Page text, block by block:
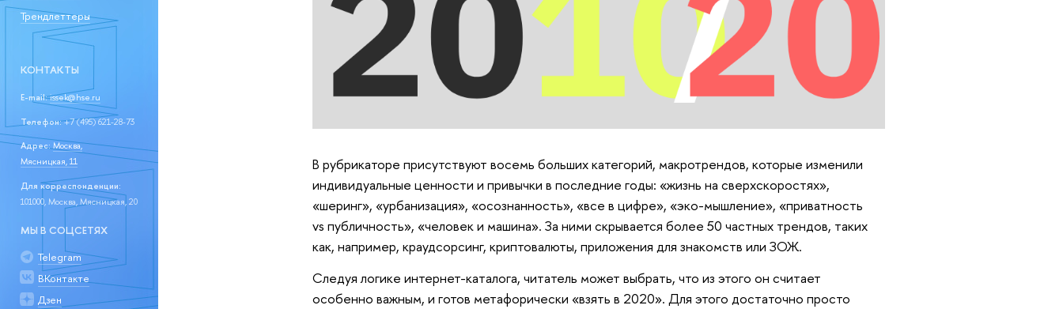
Трендлеттеры
КОНТАКТЫ
E-mail:issek@hse.ru
Телефон:+7 (495) 621-28-73
Адрес: Москва,
Мясницкая, 11
Для корреспонденции:
101000, Москва, Мясницкая, 20
МЫ В СОЦСЕТЯХ
Telegram
ВКонтакте
Дзен
В рубрикаторе присутствуют восемь больших категорий, макротрендов, которые изменили
индивидуальные ценности и привычки в последние годы: «жизнь на сверхскоростях»,
«шеринг», «урбанизация», «осознанность», «все в цифре», «эко-мышление», «приватность
vs публичность», «человек и машина». За ними скрывается более 50 частных трендов, таких
как, например, краудсорсинг, криптовалюты, приложения для знакомств или ЗОЖ.
Следуя логике интернет-каталога, читатель может выбрать, что из этого он считает
особенно важным, и готов метафорически «взять в 2020». Для этого достаточно просто